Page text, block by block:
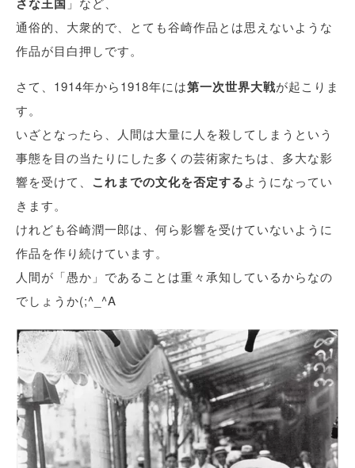
通俗的、大衆的で、とても谷崎作品とは思えないような
作品が目白押しです。
さて、1914年から1918年には第一次世界大戦が起こりま
す。
いざとなったら、人間は大量に人を殺してしまうという
事態を目の当たりにした多くの芸術家たちは、多大な影
響を受けて、 これまでの文化を否定するようになってい
きます。
けれども谷崎潤一郎は、何ら影響を受けていないように
作品を作り続けています。
人間が「愚か」であることは重々承知しているからなの
でしょうか(;^_^A